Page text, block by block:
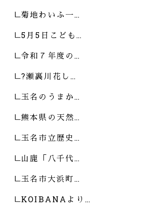
菊地わいふ一…
5月5日こども…
令和７年度の…
?瀬裏川花し…
玉名のうまか…
熊本県の天然…
玉名市立歴史…
山鹿「八千代…
玉名市大浜町…
KOIBANAより…